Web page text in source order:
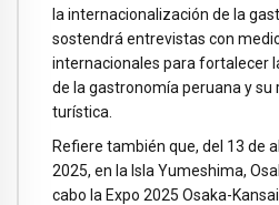
la internacionalización de la
sostendrá entrevistas con
internacionales para fortalecer
de la gastronomía peruana y su
turística.
Refiere también que, del 13 de
2025, en la Isla Yumeshima,
cabo la Expo 2025 Osaka-